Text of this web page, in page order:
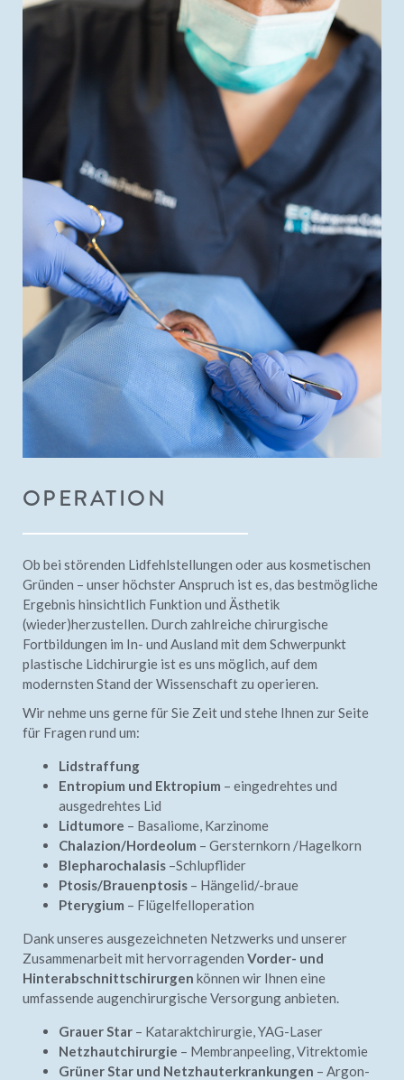
OPERATION
Ob bei störenden Lidfehlstellungen oder aus kosmetischen
Gründen – unser höchster Anspruch ist es, das bestmögliche
Ergebnis hinsichtlich Funktion und Ästhetik
(wieder)herzustellen. Durch zahlreiche chirurgische
Fortbildungen im In- und Ausland mit dem Schwerpunkt
plastische Lidchirurgie ist es uns möglich, auf dem
modernsten Stand der Wissenschaft zu operieren.
Wir nehme uns gerne für Sie Zeit und stehe Ihnen zur Seite
für Fragen rund um:
Lidstraffung
Entropium und Ektropium – eingedrehtes und
ausgedrehtes Lid
Lidtumore – Basaliome, Karzinome
Chalazion/Hordeolum – Gersternkorn /Hagelkorn
Blepharochalasis –Schlupflider
Ptosis/Brauenptosis – Hängelid/-braue
Pterygium – Flügelfelloperation
Dank unseres ausgezeichneten Netzwerks und unserer
Zusammenarbeit mit hervorragenden Vorder- und
Hinterabschnittschirurgen können wir Ihnen eine
umfassende augenchirurgische Versorgung anbieten.
Grauer Star – Kataraktchirurgie, YAG-Laser
Netzhautchirurgie – Membranpeeling, Vitrektomie
Grüner Star und Netzhauterkrankungen – Argon-